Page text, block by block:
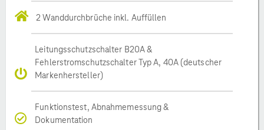
2 Wanddurchbrüche inkl. Auffüllen
Leitungsschutzschalter B20A &
Fehlerstromschutzschalter Typ A, 40A (deutscher
Markenhersteller)
Funktionstest, Abnahmemessung &
Dokumentation